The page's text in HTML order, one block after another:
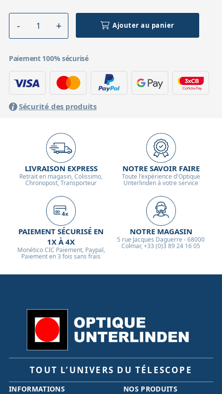
Ajouter au panier
Paiement 100% sécurisé
Sécurité des produits
LIVRAISON EXPRESS
Retrait en magasin, Colissimo,
Chronopost, Transporteur
NOTRE SAVOIR FAIRE
Toute l'expérience d'Optique
Unterlinden à votre service
PAIEMENT SÉCURISÉ EN
1X À 4X
Monético CIC Paiement, Paypal,
Paiement en 3 fois sans frais
NOTRE MAGASIN
5 rue Jacques Daguerre - 68000
Colmar, +33 (0)3 89 24 16 05
TOUT L’UNIVERS DU TÉLESCOPE
INFORMATIONS NOS PRODUITS